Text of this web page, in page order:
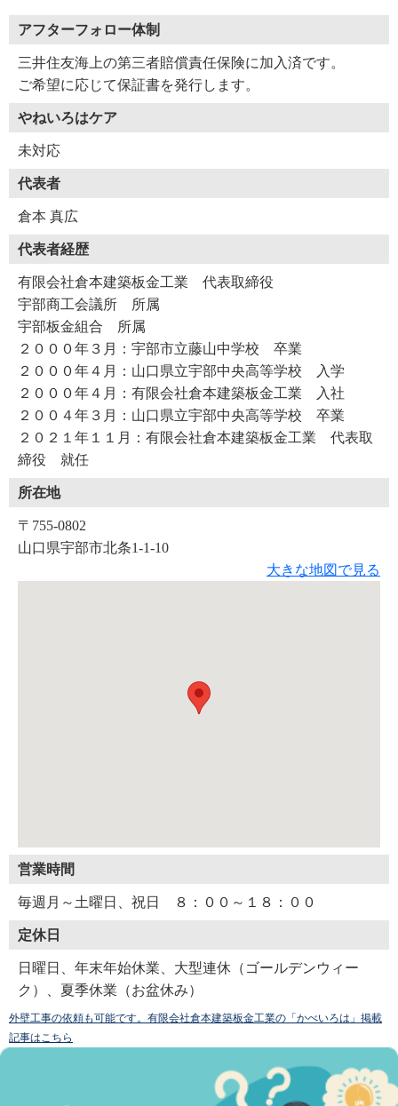
アフターフォロー体制
三井住友海上の第三者賠償責任保険に加入済です。
ご希望に応じて保証書を発行します。
やねいろはケア
未対応
代表者
倉本 真広
代表者経歴
有限会社倉本建築板金工業 代表取締役
宇部商工会議所 所属
宇部板金組合 所属
２０００年３月：宇部市立藤山中学校 卒業
２０００年４月：山口県立宇部中央高等学校 入学
２０００年４月：有限会社倉本建築板金工業 入社
２００４年３月：山口県立宇部中央高等学校 卒業
２０２１年１１月：有限会社倉本建築板金工業 代表取
締役 就任
所在地
〒755-0802
山口県宇部市北条1-1-10
大きな地図で見る
営業時間
毎週月～土曜日、祝日 ８：００～１８：００
定休日
日曜日、年末年始休業、大型連休（ゴールデンウィー
ク）、夏季休業（お盆休み）
外壁工事の依頼も可能です。有限会社倉本建築板金工業の「かべいろは」掲載
記事はこちら